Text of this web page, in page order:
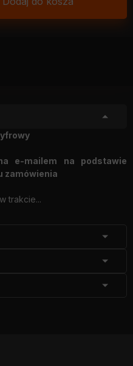
e-mailem na podstawie
zamówienia
trakcie...